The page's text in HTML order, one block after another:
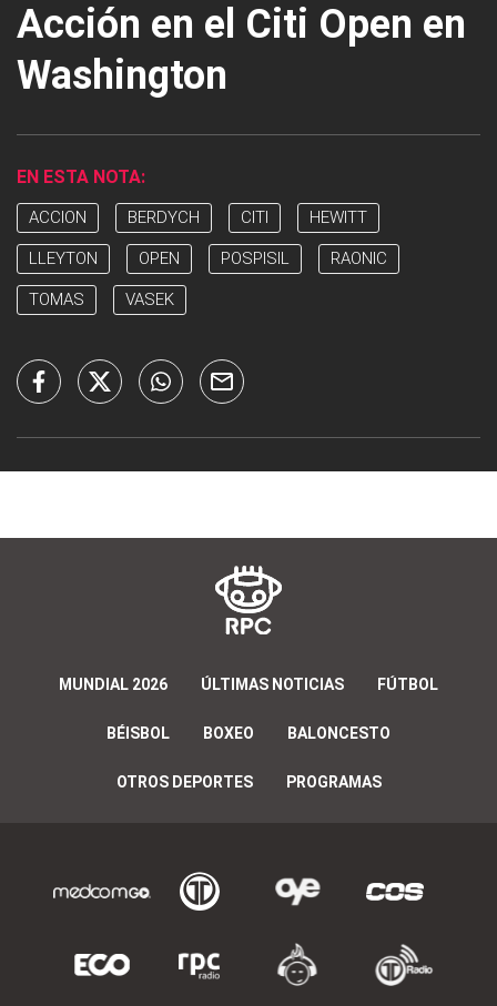
Acción en el Citi Open en
Washington
EN ESTA NOTA:
ACCION BERDYCH CITI HEWITT
LLEYTON OPEN POSPISIL RAONIC
TOMAS VASEK
MUNDIAL 2026 ÚLTIMAS NOTICIAS FÚTBOL
BÉISBOL BOXEO BALONCESTO
OTROS DEPORTES PROGRAMAS